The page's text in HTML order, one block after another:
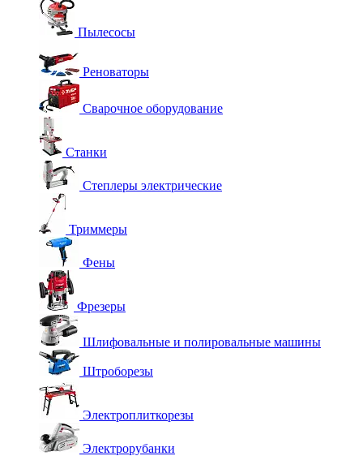
Пылесосы
Реноваторы
Сварочное оборудование
Станки
Степлеры электрические
Триммеры
Фены
Фрезеры
Шлифовальные и полировальные машины
Штроборезы
Электроплиткорезы
Электрорубанки